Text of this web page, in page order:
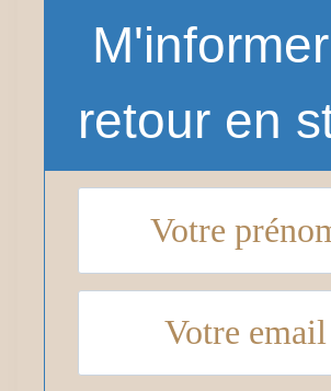
retour en